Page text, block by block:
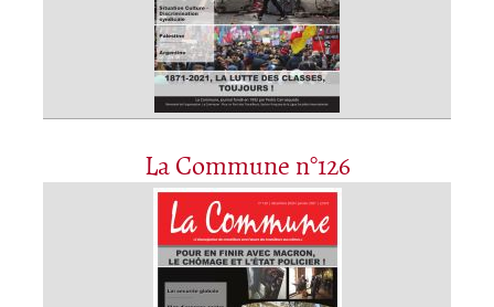
La Commune n°126